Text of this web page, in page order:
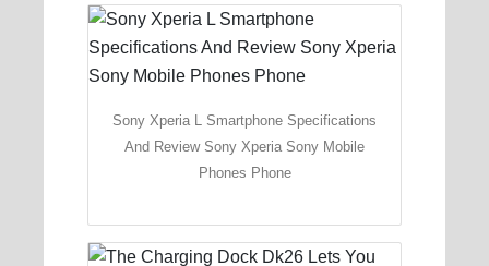
Sony Xperia L Smartphone Specifications
And Review Sony Xperia Sony Mobile
Phones Phone